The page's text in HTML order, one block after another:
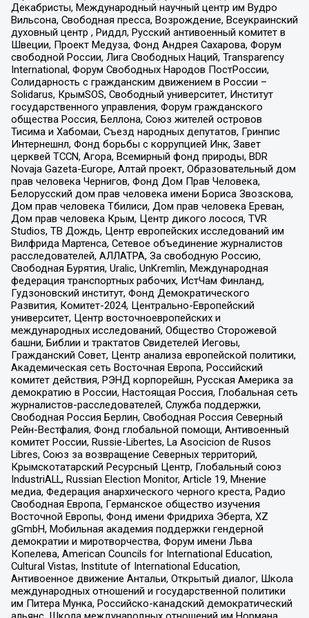
Декабристы, Международный научный центр им Вудро
Вильсона, Свободная пресса, Возрождение, Всеукраинский
духовный центр , Риддл, Русский антивоенный комитет в
Швеции, Проект Медуза, Фонд Андрея Сахарова, Форум
свободной России, Лига Свободных Наций, Transparеncy
International, Форум Свободных Народов ПостРоссии,
Солидарность с гражданским движением в России –
Solidarus, КрымSOS, Свободный университет, Институт
государственного управления, Форум гражданского
общества Россия, Беллона, Союз жителей островов
Тисима и Хабомаи, Съезд народных депутатов, Гринпис
Интернешнл, Фонд борьбы с коррупцией Инк, Завет
церквей TCCN, Агора, Всемирный фонд природы, BDR
Novaja Gazeta-Europe, Алтай проект, Образовательный дом
прав человека Чернигов, Фонд Дом Прав Человека,
Белорусский дом прав человека имени Бориса Звозскова,
Дом прав человека Тбилиси, Дом прав человека Ереван,
Дом прав человека Крым, Центр дикого лосося, TVR
Studios, ТВ Дождь, Центр европейских исследований им
Вилфрида Мартенса, Сетевое объединение журналистов
расследователей, АЛЛАТРА, За свободную Россию,
Свободная Бурятия, Uralic, UnKremlin, Международная
федерация транспортных рабочих, ИстЧам Финланд,
Гудзоновский институт, Фонд Демократического
Развития, Комитет-2024, Центрально-Европейский
университет, Центр восточноевропейских и
международных исследований, Общество Сторожевой
башни, Библии и трактатов Свидетелей Иеговы,
Гражданский Совет, Центр анализа европейской политики,
Академическая сеть Восточная Европа, Российский
комитет действия, РЭНД корпорейшн, Русская Америка за
демократию в России, Настоящая Россия, Глобальная сеть
журналистов-расследователей, Служба поддержки,
Свободная Россия Берлин, Свободная Россия Северный
Рейн-Вестфалия, Фонд глобальной помощи, Антивоенный
комитет России, Russie-Libertes, La Asocicion de Rusos
Libres, Союз за возвращение Северных территорий,
Крымскотатарский Ресурсный Центр, Глобальный союз
IndustriALL, Russian Election Monitor, Article 19, Мнение
медиа, Федерация анархического черного креста, Радио
Свободная Европа, Германское общество изучения
Восточной Европы, Фонд имени Фридриха Эберта, XZ
gGmbH, Мобильная академия поддержки гендерной
демократии и миротворчества, Форум имени Льва
Копелева, American Councils for International Education,
Cultural Vistas, Institute of International Education,
Антивоенное движение Антальи, Открытый диалог, Школа
международных отношений и государственной политики
им Питера Мунка, Российско-канадский демократический